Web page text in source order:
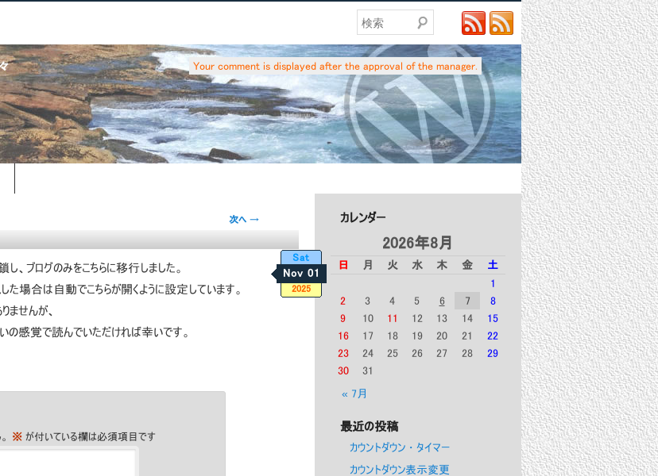
検索
Your comment is displayed after the approval of the manager.
次へ →
Sat
Nov 01
2025
、ブログのみをこちらに移行しました。
た場合は自動でこちらが開くように設定しています。
ませんが、
いの感覚で読んでいただければ幸いです。
※が付いている欄は必須項目です
カレンダー
2026年8月
日 月 火 水 木 金
土
1
2
3 4 5 6 7
8
9
10 11 12 13 14
15
16
17 18 19 20 21
22
23
24 25 26 27 28
29
30
31
« 7月
最近の投稿
カウントダウン・タイマー
カウントダウン表示変更